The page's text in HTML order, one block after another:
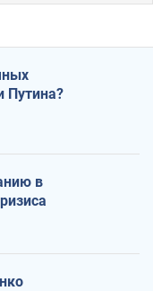
Путина?
в